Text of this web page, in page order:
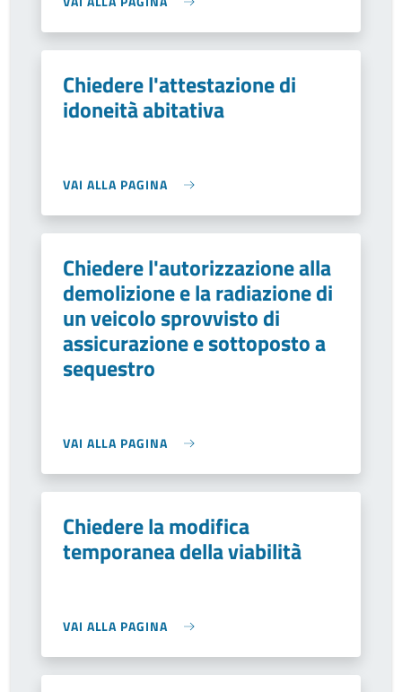
Chiedere l'attestazione di
idoneità abitativa
VAI ALLA PAGINA
Chiedere l'autorizzazione alla
demolizione e la radiazione di
un veicolo sprovvisto di
assicurazione e sottoposto a
sequestro
VAI ALLA PAGINA
Chiedere la modifica
temporanea della viabilità
VAI ALLA PAGINA